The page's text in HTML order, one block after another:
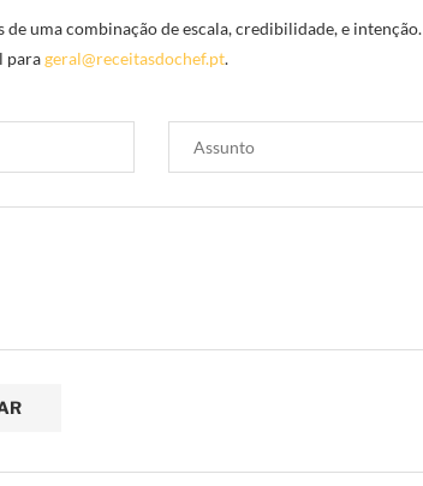
uma combinação de escala, credibilidade, e intenção.
parageral@receitasdochef.pt.